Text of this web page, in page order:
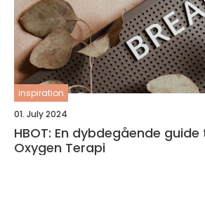
inspiration
01. July 2024
HBOT: En dybdegående
Oxygen Terapi